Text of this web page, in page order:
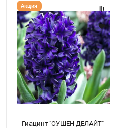
Гиацинт
"ОУШЕН
ДЕЛАЙТ"
3
штуки
(размер
15/16)
Гиацинт "ОУШЕН ДЕЛАЙТ"
Акция